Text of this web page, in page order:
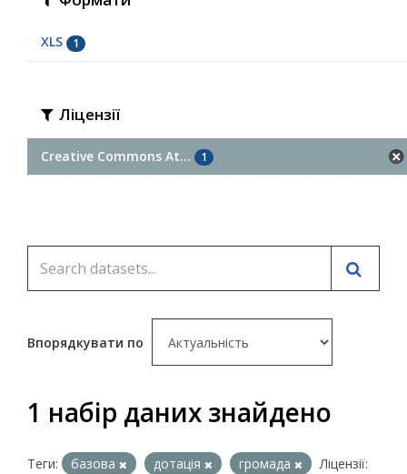
XLS 1
Ліцензії
Creative Commons At... 1
Впорядкувати по
1 набір даних знайдено
Теги: базова дотація громада
Ліцензії: